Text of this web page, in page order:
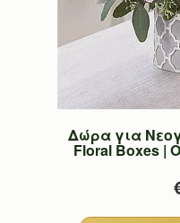
Δώρα για
Floral Boxes |